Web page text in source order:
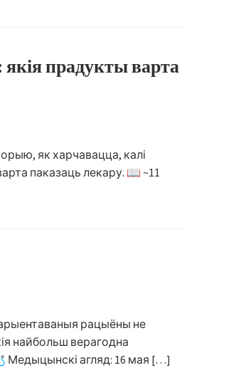
прадукты варта
як харчавацца, калі
паказаць лекару. 📖 ~11
рацыёны не
найбольш верагодна
Медыцынскі агляд: 16 мая […]